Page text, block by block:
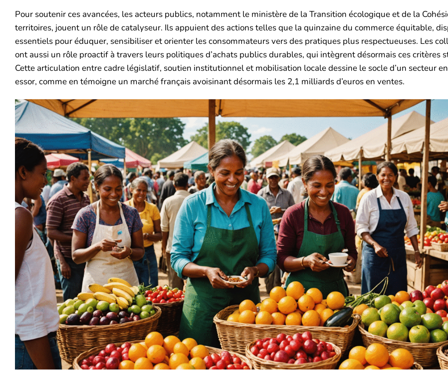
Pour soutenir ces avancées, les acteurs publics, notamment le ministère de la Transition écologique et de la
territoires, jouent un rôle de catalyseur. Ils appuient des actions telles que la quinzaine du commerce équitable,
essentiels pour éduquer, sensibiliser et orienter les consommateurs vers des pratiques plus respectueuses. Les
ont aussi un rôle proactif à travers leurs politiques d’achats publics durables, qui intègrent désormais ces critères
Cette articulation entre cadre législatif, soutien institutionnel et mobilisation locale dessine le socle d’un secteur
essor, comme en témoigne un marché français avoisinant désormais les 2,1 milliards d’euros en ventes.